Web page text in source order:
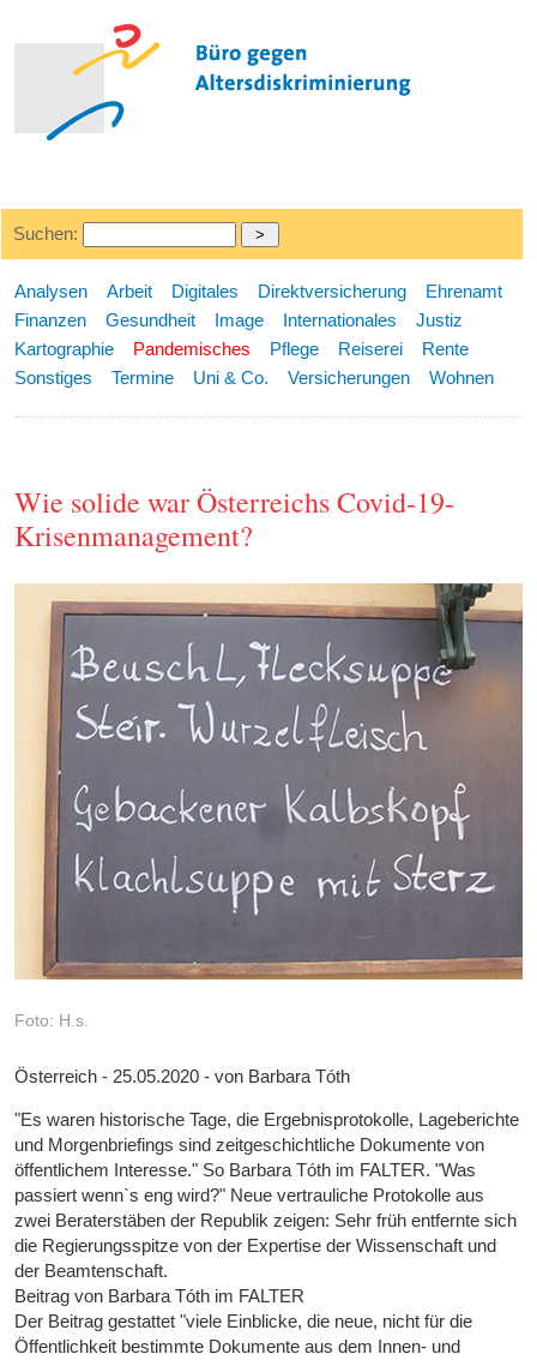
Suchen:
Analysen Arbeit Digitales Direktversicherung
Ehrenamt
Finanzen
Gesundheit Image Internationales
Justiz
Kartographie
Pandemisches Pflege Reiserei
Rente
Sonstiges
Termine Uni & Co. Versicherungen Wohnen
Wie solide war Österreichs Covid-19-
Krisenmanagement?
Foto: H.s.
Österreich - 25.05.2020 - von Barbara Tóth
"Es waren historische Tage, die Ergebnisprotokolle, Lageberichte
und Morgenbriefings sind zeitgeschichtliche Dokumente von
öffentlichem Interesse." So Barbara Tóth im FALTER. "Was
passiert wenn`s eng wird?" Neue vertrauliche Protokolle aus
zwei Beraterstäben der Republik zeigen: Sehr früh entfernte sich
die Regierungsspitze von der Expertise der Wissenschaft und
der Beamtenschaft.
Beitrag von Barbara Tóth im FALTER
Der Beitrag gestattet "viele Einblicke, die neue, nicht für die
Öffentlichkeit bestimmte Dokumente aus dem Innen- und